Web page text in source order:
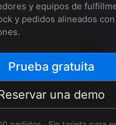
y equipos de
y pedidos alineados
Prueba gratuita
una demo